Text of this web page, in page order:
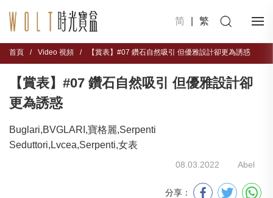
简 繁
首頁 / Video 視頻 / 【賞表】#07 鑽石自然吸引 但優雅設計卻更為誘惑
【賞表】#07 鑽石自然吸引 但優雅設計卻
更為誘惑
Buglari,BVGLARI,寶格麗,Serpenti
Seduttori,Lvcea,Serpenti,女表
08.03.2022 Abel
分享：